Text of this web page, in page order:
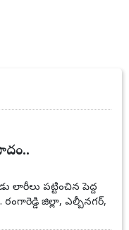
లారీలు పట్టించిన పెద్ద
జిల్లా, ఎల్బీనగర్,